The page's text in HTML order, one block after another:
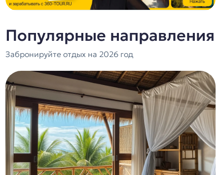
Популярные направления
Забронируйте отдых на 2026 год